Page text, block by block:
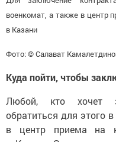
военкомат, а также в центр
в Казани
обратиться для этого
в центр приема на
в Казани. Здесь